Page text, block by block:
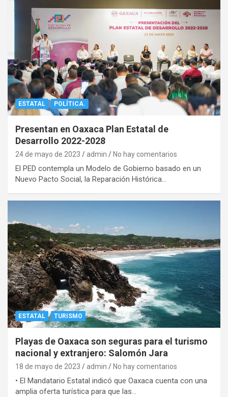
ESTATAL POLÍTICA.
Presentan en Oaxaca Plan Estatal de
Desarrollo 2022-2028
24 de mayo de 2023 admin No hay comentarios
El PED contempla un Modelo de Gobierno basado en un
Nuevo Pacto Social, la Reparación Histórica…
ESTATAL TURISMO
Playas de Oaxaca son seguras para el turismo
nacional y extranjero: Salomón Jara
18 de mayo de 2023 admin No hay comentarios
• El Mandatario Estatal indicó que Oaxaca cuenta con una
amplia oferta turística para que las…